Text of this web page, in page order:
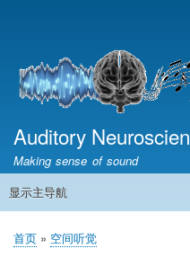
Auditory
Making sense of sound
主
航
显示主导航
首页
声学与信号处理
The Ear
Pitch
Vocalizations and speech
Spatial Hearing
Scene Analysis
Development, Learning & Plasticity
Prosthetics
The Book
面
首页 空间听觉